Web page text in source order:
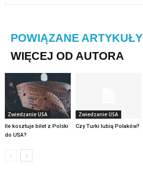
POWIĄZANE ARTYKUŁY
WIĘCEJ OD AUTORA
Zwiedzanie USA
Ile kosztuje bilet z Polski
do USA?
Zwiedzanie USA
Czy Turki lubią Polaków?